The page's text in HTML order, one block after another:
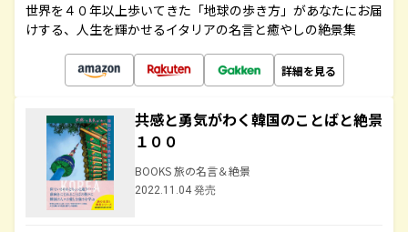
世界を４０年以上歩いてきた「地球の歩き方」があなたにお届
けする、人生を輝かせるイタリアの名言と癒やしの絶景集
詳細を見る
共感と勇気がわく韓国のことばと絶景
１００
BOOKS 旅の名言＆絶景
2022.11.04 発売